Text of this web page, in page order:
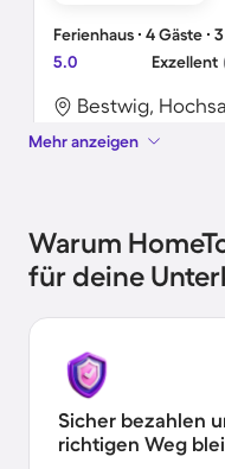
Ferienhaus ∙ 4 Gäste ∙
5.0
Exzellent
Mehr anzeigen
Warum
für deine
Sicher bezahlen
richtigen Weg